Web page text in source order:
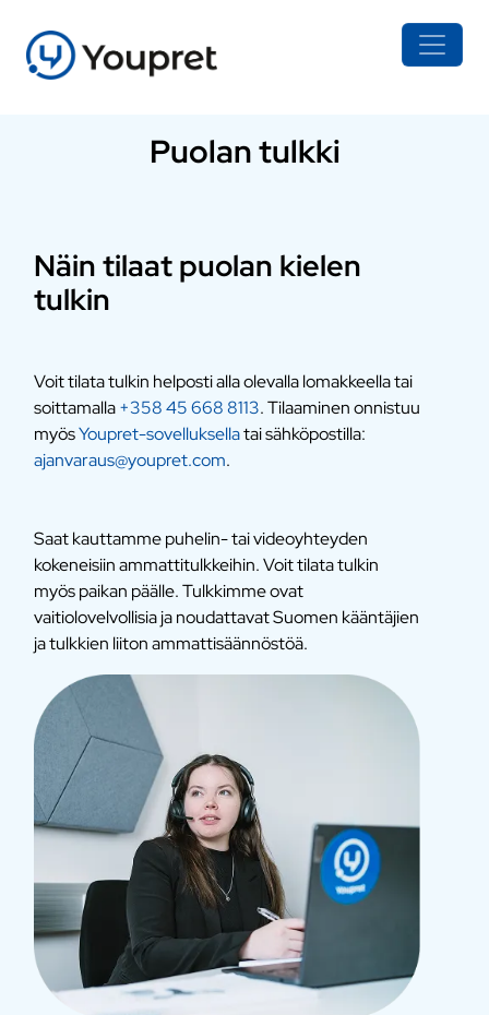
Puolan tulkki
Näin tilaat puolan kielen
tulkin
Voit tilata tulkin helposti alla olevalla lomakkeella tai
soittamalla+358 45 668 8113. Tilaaminen onnistuu
myösYoupret-sovelluksellatai sähköpostilla:
ajanvaraus@youpret.com.
Saat kauttamme puhelin- tai videoyhteyden
kokeneisiin ammattitulkkeihin. Voit tilata tulkin
myös paikan päälle. Tulkkimme ovat
vaitiolovelvollisia ja noudattavat Suomen kääntäjien
ja tulkkien liiton ammattisäännöstöä.